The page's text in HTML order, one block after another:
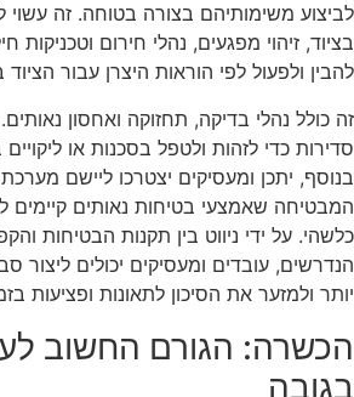
לביצוע משימותיהם בצורה בטוחה. זה עשוי
בציוד, זיהוי מפגעים, נהלי חירום וטכניקות
להבין ולפעול לפי הוראות היצרן עבור
זה כולל נהלי בדיקה, תחזוקה ואחסון
סדירות כדי לזהות ולטפל בסכנות או
בנוסף, יתכן ומעסיקים יצטרכו ליישם
המבטיחה שאמצעי בטיחות נאותים קיימים
כלשהי. על ידי ניווט בין תקנות הבטיחות
הנדרשים, עובדים ומעסיקים יכולים ליצור
יותר ולמזער את הסיכון לתאונות ופציעות
הכשרה: הגורם החשוב
בגובה